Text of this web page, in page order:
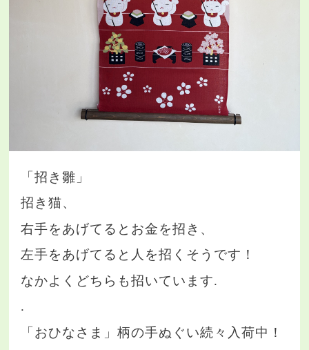
「招き雛」
招き猫、
右手をあげてるとお金を招き、
左手をあげてると人を招くそうです！
なかよくどちらも招いています.
.
「おひなさま」柄の手ぬぐい続々入荷中！